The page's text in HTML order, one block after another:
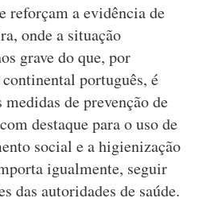
reforçam a evidência de
onde a situação
grave do que, por
português, é
de prevenção de
destaque para o uso de
social e a higienização
igualmente, seguir
das autoridades de saúde.